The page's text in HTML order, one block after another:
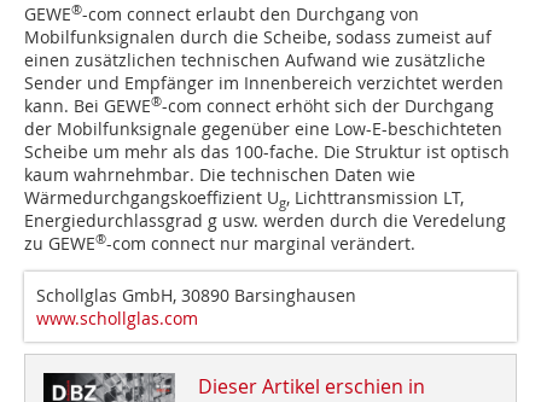
GEWE®-com connect erlaubt den Durchgang von
Mobilfunksignalen durch die Scheibe, sodass zumeist auf
einen zusätzlichen technischen Aufwand wie zusätzliche
Sender und Empfänger im Innenbereich verzichtet werden
kann. Bei GEWE®-com connect erhöht sich der Durchgang
der Mobilfunksignale gegenüber eine Low-E-beschichteten
Scheibe um mehr als das 100-fache. Die Struktur ist optisch
kaum wahrnehmbar. Die technischen Daten wie
Wärmedurchgangskoeffizient Ug, Lichttransmission LT,
Energiedurchlassgrad g usw. werden durch die Veredelung
zu GEWE®-com connect nur marginal verändert.
Schollglas GmbH, 30890 Barsinghausen
www.schollglas.com
Dieser Artikel erschien in